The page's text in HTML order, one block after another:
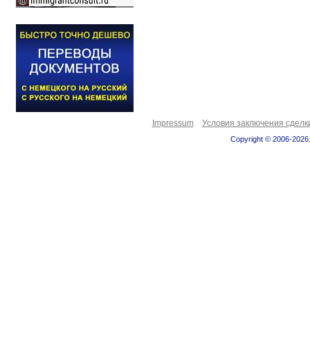
Impressum Условия заключения
Copyright © 2006-